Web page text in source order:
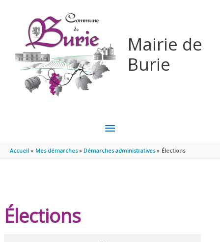
Mairie de
Burie
MENU
PRINCIPAL
Accueil Mes démarches Démarches administratives Élections
Élections